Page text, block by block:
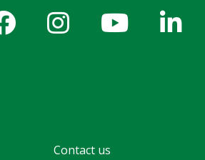
Contact us